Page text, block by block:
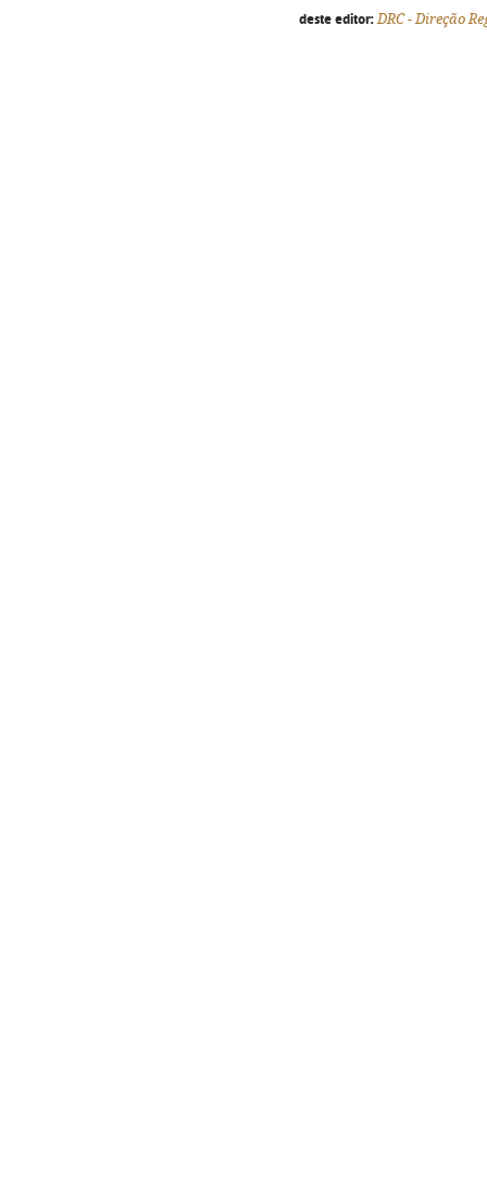
deste editor: DRC - Direção